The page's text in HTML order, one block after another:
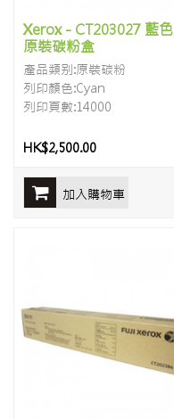
Xerox - CT203027 藍色
原裝碳粉盒
產品類别:原裝碳粉
列印顏色:Cyan
列印頁數:14000
HK$2,500.00
加入購物車